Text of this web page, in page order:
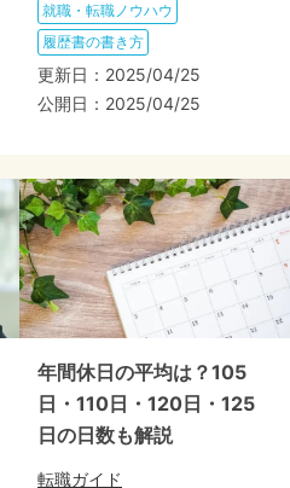
就職・転職ノウハウ
履歴書の書き方
更新日： 2025/04/25
公開日： 2025/04/25
年間休日の平均は？105
日・110日・120日・125
日の日数も解説
転職ガイド